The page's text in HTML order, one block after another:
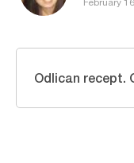
Odlican recept.